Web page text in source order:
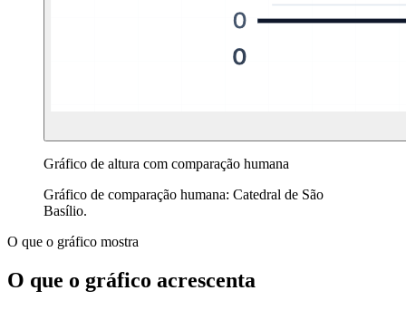
Gráfico de altura com comparação humana
Gráfico de comparação humana: Catedral de São
Basílio.
O que o gráfico mostra
O que o gráfico acrescenta